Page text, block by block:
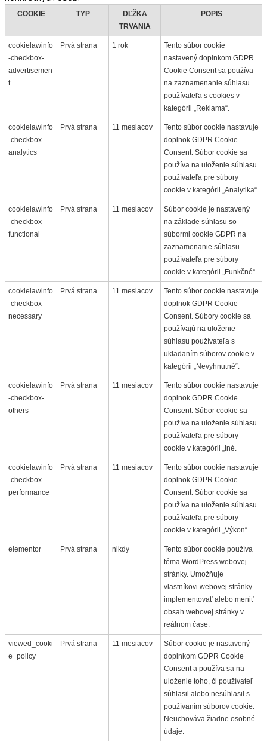
COOKIE TYP
DĽŽKA
TRVANIA
POPIS
cookielawinfo
-checkbox-
advertisemen
t
Prvá strana 1 rok
Tento súbor cookie
nastavený doplnkom GDPR
Cookie Consent sa používa
na zaznamenanie súhlasu
používateľa s cookies v
kategórii „Reklama“.
cookielawinfo
-checkbox-
analytics
Prvá strana 11 mesiacov
Tento súbor cookie nastavuje
doplnok GDPR Cookie
Consent. Súbor cookie sa
používa na uloženie súhlasu
používateľa pre súbory
cookie v kategórii „Analytika“.
cookielawinfo
-checkbox-
functional
Prvá strana 11 mesiacov
Súbor cookie je nastavený
na základe súhlasu so
súbormi cookie GDPR na
zaznamenanie súhlasu
používateľa pre súbory
cookie v kategórii „Funkčné“.
cookielawinfo
-checkbox-
necessary
Prvá strana 11 mesiacov
Tento súbor cookie nastavuje
doplnok GDPR Cookie
Consent. Súbory cookie sa
používajú na uloženie
súhlasu používateľa s
ukladaním súborov cookie v
kategórii „Nevyhnutné“.
cookielawinfo
-checkbox-
others
Prvá strana 11 mesiacov
Tento súbor cookie nastavuje
doplnok GDPR Cookie
Consent. Súbor cookie sa
používa na uloženie súhlasu
používateľa pre súbory
cookie v kategórii „Iné.
cookielawinfo
-checkbox-
performance
Prvá strana 11 mesiacov
Tento súbor cookie nastavuje
doplnok GDPR Cookie
Consent. Súbor cookie sa
používa na uloženie súhlasu
používateľa pre súbory
cookie v kategórii „Výkon“.
elementor Prvá strana nikdy
Tento súbor cookie používa
téma WordPress webovej
stránky. Umožňuje
vlastníkovi webovej stránky
implementovať alebo meniť
obsah webovej stránky v
reálnom čase.
viewed_cooki
e_policy
Prvá strana 11 mesiacov
Súbor cookie je nastavený
doplnkom GDPR Cookie
Consent a používa sa na
uloženie toho, či používateľ
súhlasil alebo nesúhlasil s
používaním súborov cookie.
Neuchováva žiadne osobné
údaje.